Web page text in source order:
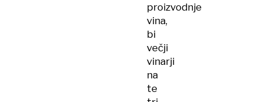
proizvodnje
vina,
bi
večji
vinarji
na
te